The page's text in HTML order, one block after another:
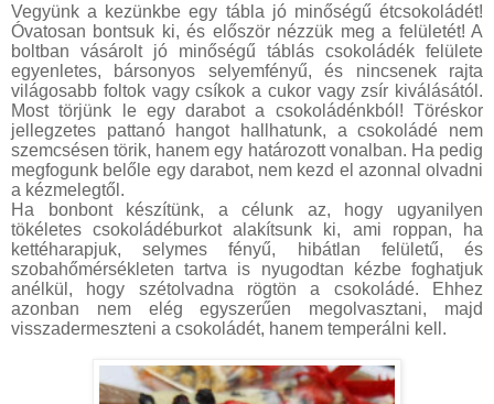
Vegyünk a kezünkbe egy tábla jó minőségű étcsokoládét!
Óvatosan bontsuk ki, és először nézzük meg a felületét! A
boltban vásárolt jó minőségű táblás csokoládék felülete
egyenletes, bársonyos selyemfényű, és nincsenek rajta
világosabb foltok vagy csíkok a cukor vagy zsír kiválásától.
Most törjünk le egy darabot a csokoládénkból! Töréskor
jellegzetes pattanó hangot hallhatunk, a csokoládé nem
szemcsésen törik, hanem egy határozott vonalban. Ha pedig
megfogunk belőle egy darabot, nem kezd el azonnal olvadni
a kézmelegtől.
Ha bonbont készítünk, a célunk az, hogy ugyanilyen
tökéletes csokoládéburkot alakítsunk ki, ami roppan, ha
kettéharapjuk, selymes fényű, hibátlan felületű, és
szobahőmérsékleten tartva is nyugodtan kézbe foghatjuk
anélkül, hogy szétolvadna rögtön a csokoládé. Ehhez
azonban nem elég egyszerűen megolvasztani, majd
visszadermeszteni a csokoládét, hanem temperálni kell.